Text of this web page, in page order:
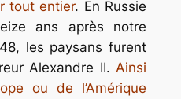
tout entier. En Russie
ans après notre
les paysans furent
Alexandre II. Ainsi
ou de l’Amérique